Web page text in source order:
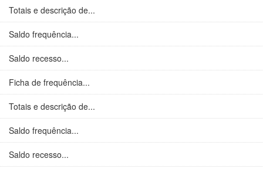
Totais e descrição de...
Saldo frequência...
Saldo recesso...
Ficha de frequência...
Totais e descrição de...
Saldo frequência...
Saldo recesso...